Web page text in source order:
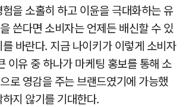
을 소홀히 하고 이윤을 극대화하는 유
쓴다면 소비자는 언제든 배신할 수 있
바란다. 지금 나이키가 이렇게 소비자
이유 중 하나가 마케팅 홍보를 통해 소
로 영감을 주는 브랜드였기에 가능했
지 않기를 기대한다.